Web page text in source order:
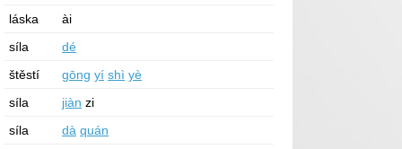
láska
ài
síla
dé
štěstí
gōng yí shì yè
síla
jiàn zi
síla
dà quán